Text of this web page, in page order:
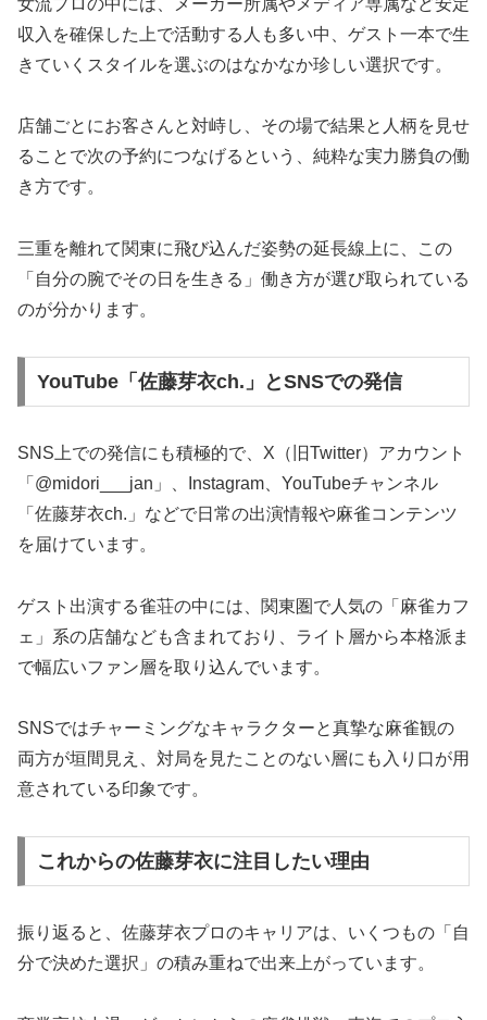
収入を確保した上で活動する人も多い中、ゲスト一本で生
きていくスタイルを選ぶのはなかなか珍しい選択です。
店舗ごとにお客さんと対峙し、その場で結果と人柄を見せ
ることで次の予約につなげるという、純粋な実力勝負の働
き方です。
三重を離れて関東に飛び込んだ姿勢の延長線上に、この
「自分の腕でその日を生きる」働き方が選び取られている
のが分かります。
YouTube「佐藤芽衣ch.」とSNSでの発信
SNS上での発信にも積極的で、X（旧Twitter）アカウント
「@midori___jan」、Instagram、YouTubeチャンネル
「佐藤芽衣ch.」などで日常の出演情報や麻雀コンテンツ
を届けています。
ゲスト出演する雀荘の中には、関東圏で人気の「麻雀カフ
ェ」系の店舗なども含まれており、ライト層から本格派ま
で幅広いファン層を取り込んでいます。
SNSではチャーミングなキャラクターと真摯な麻雀観の
両方が垣間見え、対局を見たことのない層にも入り口が用
意されている印象です。
これからの佐藤芽衣に注目したい理由
振り返ると、佐藤芽衣プロのキャリアは、いくつもの「自
分で決めた選択」の積み重ねで出来上がっています。